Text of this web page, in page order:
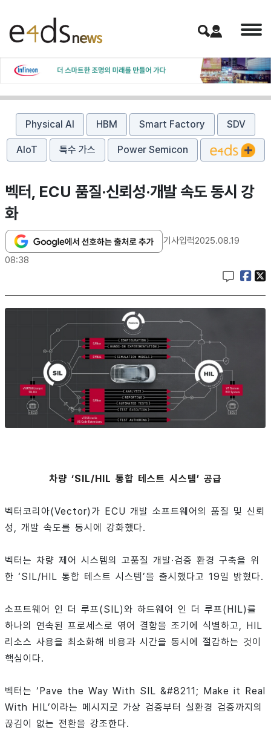
Physical AI HBM Smart Factory SDV
AIoT 특수 가스 Power Semicon
벡터, ECU 품질·신뢰성·개발 속도 동시 강
화
기사입력2025.08.19
08:38
차량 ‘SIL/HIL 통합 테스트 시스템’ 공급
벡터코리아(Vector)가 ECU 개발 소프트웨어의 품질 및 신뢰
성, 개발 속도를 동시에 강화했다.
벡터는 차량 제어 시스템의 고품질 개발·검증 환경 구축을 위
한 ‘SIL/HIL 통합 테스트 시스템’을 출시했다고 19일 밝혔다.
소프트웨어 인 더 루프(SIL)와 하드웨어 인 더 루프(HIL)를
하나의 연속된 프로세스로 엮어 결함을 조기에 식별하고, HIL
리소스 사용을 최소화해 비용과 시간을 동시에 절감하는 것이
핵심이다.
벡터는 ‘Pave the Way With SIL &#8211; Make it Real
With HIL’이라는 메시지로 가상 검증부터 실환경 검증까지의
끊김이 없는 전환을 강조한다.